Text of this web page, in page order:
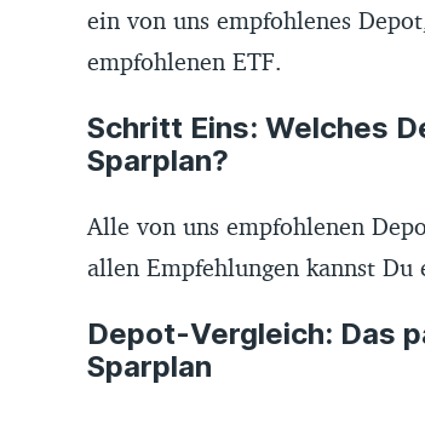
ein von uns empfohlenes
empfohlenen ETF.
Schritt Eins: Welches
Sparplan?
Alle von uns empfohlenen
allen Empfehlungen kannst
Depot-Vergleich: Das
Sparplan